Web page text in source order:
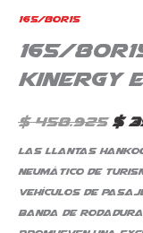
165/80R15
165/
Kinergy
$458.925
$
$
Las llantas
neumático de
vehículos de
banda de
2
K435